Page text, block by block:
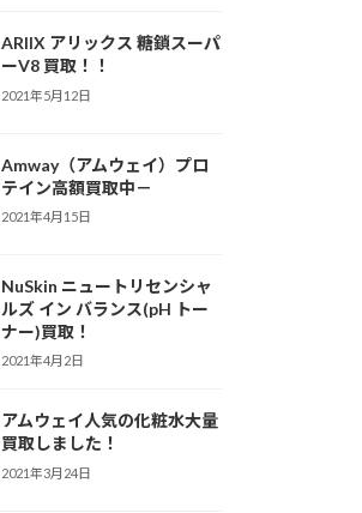
ARIIX アリックス 糖鎖スーパ
ーV8 買取！！
2021年5月12日
Amway（アムウェイ）プロ
テイン高額買取中－
2021年4月15日
NuSkin ニュートリセンシャ
ルズ イン バランス(pH トー
ナー)買取！
2021年4月2日
アムウェイ人気の化粧水大量
買取しました！
2021年3月24日